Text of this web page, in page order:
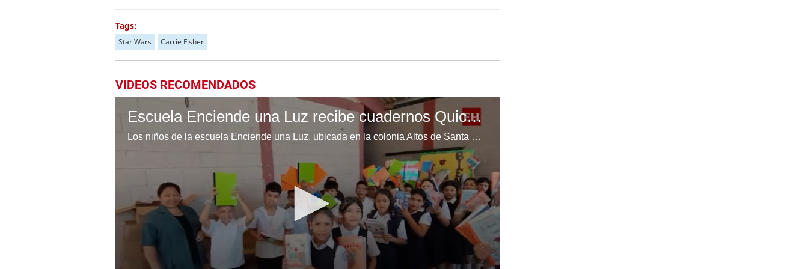
Tags:
Star Wars Carrie Fisher
VIDEOS RECOMENDADOS
Escuela Enciende una Luz recibe cuadernos Quick, gracias a la Maratón del Saber
Los niños de la escuela Enciende una Luz, ubicada en la colonia Altos de Santa Rosa, al sur de Tegucigalpa, recibieron cuadernos Quick como parte de la Campaña Maratón del Saber.